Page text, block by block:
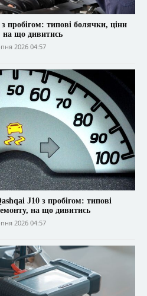
пробігом: типові болячки, ціни
на що дивитись
2026 04:57
J10 з пробігом: типові
на що дивитись
2026 04:57